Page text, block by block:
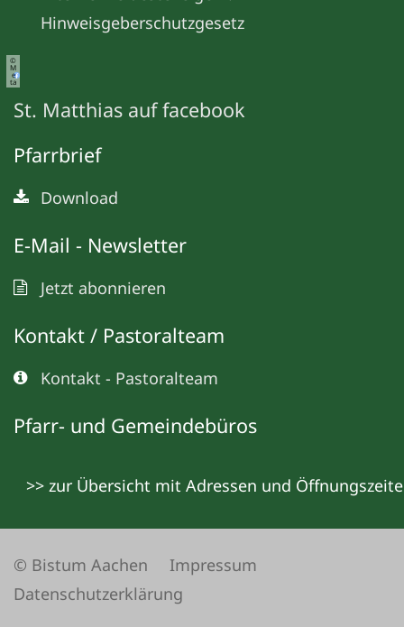
Hinweisgeberschutzgesetz
©
M
e
ta
St. Matthias auf facebook
Pfarrbrief
Download
E-Mail - Newsletter
Jetzt abonnieren
Kontakt / Pastoralteam
Kontakt - Pastoralteam
Pfarr- und Gemeindebüros
>> zur Übersicht mit Adressen und
© Bistum Aachen
Impressum
Datenschutzerklärung